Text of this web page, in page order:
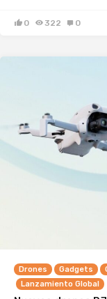
0 322 0
Drones Gadgets
Lanzamiento Global